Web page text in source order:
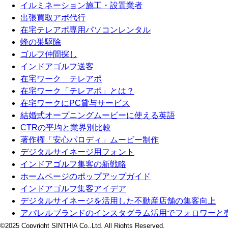
イルミネーション施工・設置業者
出張買取アポ代行
在宅テレアポ専用パソコンレンタル
蜂の巣駆除
ゴルフ仲間探し
インドアゴルフ送客
在宅ワーク テレアポ
在宅ワーク「テレアポ」とは？
在宅ワークにPC貸与サービス
結婚式オープニングムービーに使える英語
CTRの平均と業界別比較
著作権「安心パロディ」ムービー制作
デジタルサイネージ用フォント
インドアゴルフ集客の新戦略
ホームページのポップアップガイド
インドアゴルフ集客アイデア
デジタルサイネージを活用した不動産店舗の集客向上
アパレルブランドのインスタグラム活用でフォロワーと
©2025 Copyright SINTHIA Co.,Ltd. All Rights Reserved.